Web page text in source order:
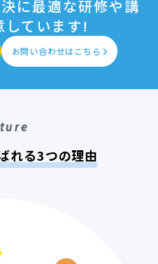
に最適な研修や講
しています!
お問い合わせはこちら
れる3つの理由